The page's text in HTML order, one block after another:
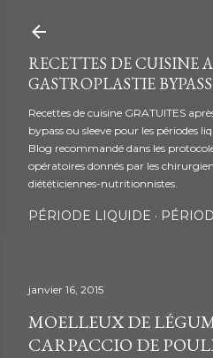
RECETTES DE CUISINE
GASTROPLASTIE
Recettes de cuisine GRATUITES
bypass ou sleeve pour les périodes
Blog recommandé dans les
opératoires donnés par les
diététiciennes-nutritionnistes.
PÉRIODE LIQUIDE
janvier 16, 2015
MOELLEUX DE
CARPACCIO DE